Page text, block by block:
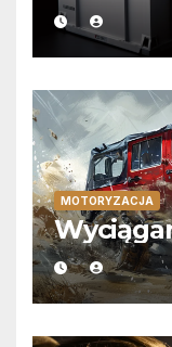
MOTORYZACJA